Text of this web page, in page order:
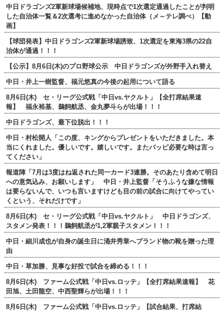
中日ドラゴンズ2軍新球場候補地、現時点で1次選定通過したことが判明
した自治体一覧＆2次選考に進めなかった自治体（メ～テレ調べ）【動
画】
【球団発表】中日ドラゴンズ2軍新球場誘致、1次選定を東海3県の22自
治体が通過！！！
【公示】8月6日(木)のプロ野球公示 中日ドラゴンズが外野手入れ替え
中日・井上一樹監督、福元悠真の今後の起用について語る
8月6日(木) セ・リーグ公式戦「中日vs.ヤクルト」【全打席結果速
報】 福永裕基、鵜飼航丞、金丸夢斗らが出場！！！
中日ドラゴンズ、最下位脱出！！！
中日・村松開人「この度、キングからプレゼントをいただきました。本
当にくれました。優しいです。嬉しいです。またバッピ必要な時は言っ
てください」
報道陣「7月は3度はね返された同一カード3連勝。そのあたり含めて明日
への意気込み、お願いします」 中日・井上監督「そうふうな嫌な情報
は要らないんで、いつも言いますけども目の前の試合に向けてやってい
くという、それだけです」
8月6日(木) セ・リーグ公式戦「中日vs.ヤクルト」 中日ドラゴンズ、
スタメン発表！！！鵜飼航丞が1,2軍親子スタメン！！！
中日・細川成也が自身の誕生日に涌井秀章へブランド物の靴を贈った理
由
中日・草加勝、見事な好投で試合を締める！！！
8月6日(木) ファーム公式戦「中日vs.ロッテ」【全打席結果速報】 花
田旭、土田龍空、中西聖輝らが出場！！！
8月6日(木) ファーム公式戦「中日vs.ロッテ」【試合結果、打席結